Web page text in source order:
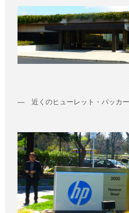
― 近くのヒューレット・パッカ